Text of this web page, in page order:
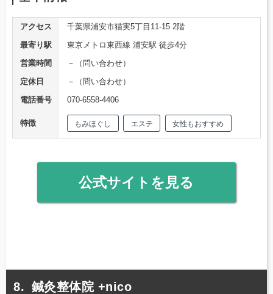
アクセス
千葉県浦安市猫実5丁目11-15 2階
最寄り駅
東京メトロ東西線 浦安駅 徒歩4分
営業時間
－（問い合わせ）
定休日
－（問い合わせ）
電話番号
070-6558-4406
特徴 もみほぐし エステ 女性もおすすめ
公式サイトを見る
鍼灸整体院 +nico